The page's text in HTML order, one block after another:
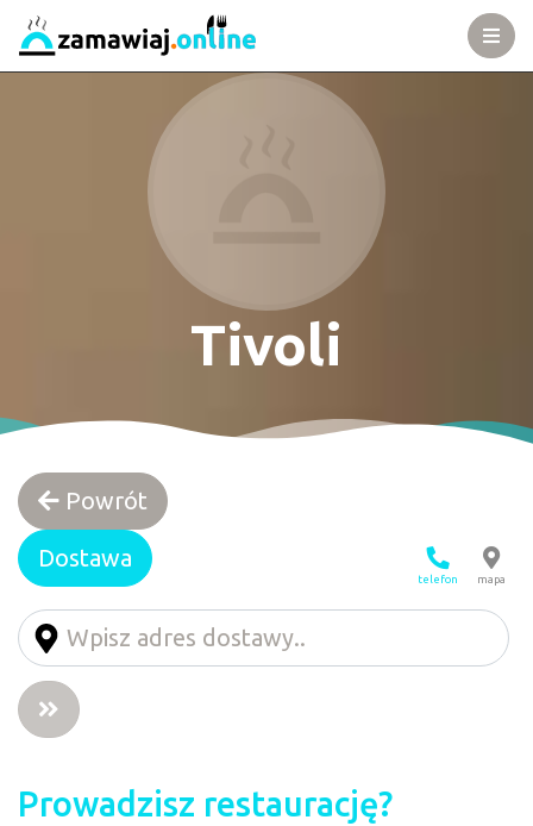
Tivoli
Powrót
telefon mapa
Dostawa
Prowadzisz restaurację?